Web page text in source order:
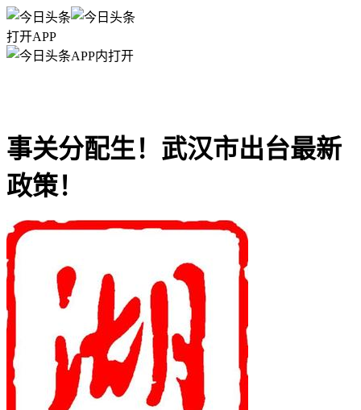
打开APP
APP内打开
事关分配生！武汉市出台最新
政策！